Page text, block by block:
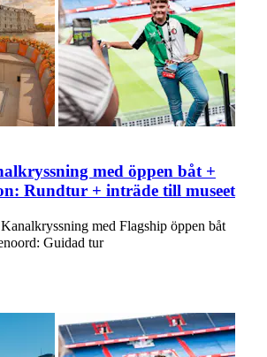
med öppen båt +
Rundtur + inträde till museet
med Flagship öppen båt
Guidad tur